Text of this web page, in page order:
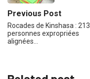
Previous Post
Rocades de Kinshasa : 213
personnes expropriées
alignées…